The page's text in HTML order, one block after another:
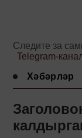
Следите за
Telegram-
Хәбәрләр